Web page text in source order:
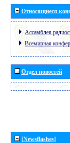
Относящиеся
Ассамблея
Всемирная
Отдел новостей
[Newsflashes]